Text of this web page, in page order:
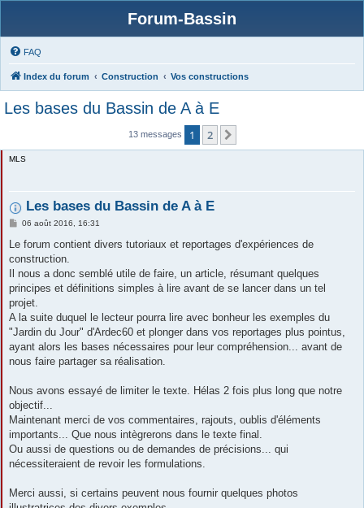
Forum-Bassin
FAQ
Index du forum Construction Vos constructions
Les bases du Bassin de A à E
13 messages 1 2
MLS
Les bases du Bassin de A à E
M
s
a
g
06 août 2016, 16:31
Le forum contient divers tutoriaux et reportages d'expériences de
construction.
Il nous a donc semblé utile de faire, un article, résumant quelques
principes et définitions simples à lire avant de se lancer dans un tel
projet.
A la suite duquel le lecteur pourra lire avec bonheur les exemples du
"Jardin du Jour" d'Ardec60 et plonger dans vos reportages plus pointus,
ayant alors les bases nécessaires pour leur compréhension... avant de
nous faire partager sa réalisation.
Nous avons essayé de limiter le texte. Hélas 2 fois plus long que notre
objectif...
Maintenant merci de vos commentaires, rajouts, oublis d'éléments
importants... Que nous intègrerons dans le texte final.
Ou aussi de questions ou de demandes de précisions... qui
nécessiteraient de revoir les formulations.
Merci aussi, si certains peuvent nous fournir quelques photos